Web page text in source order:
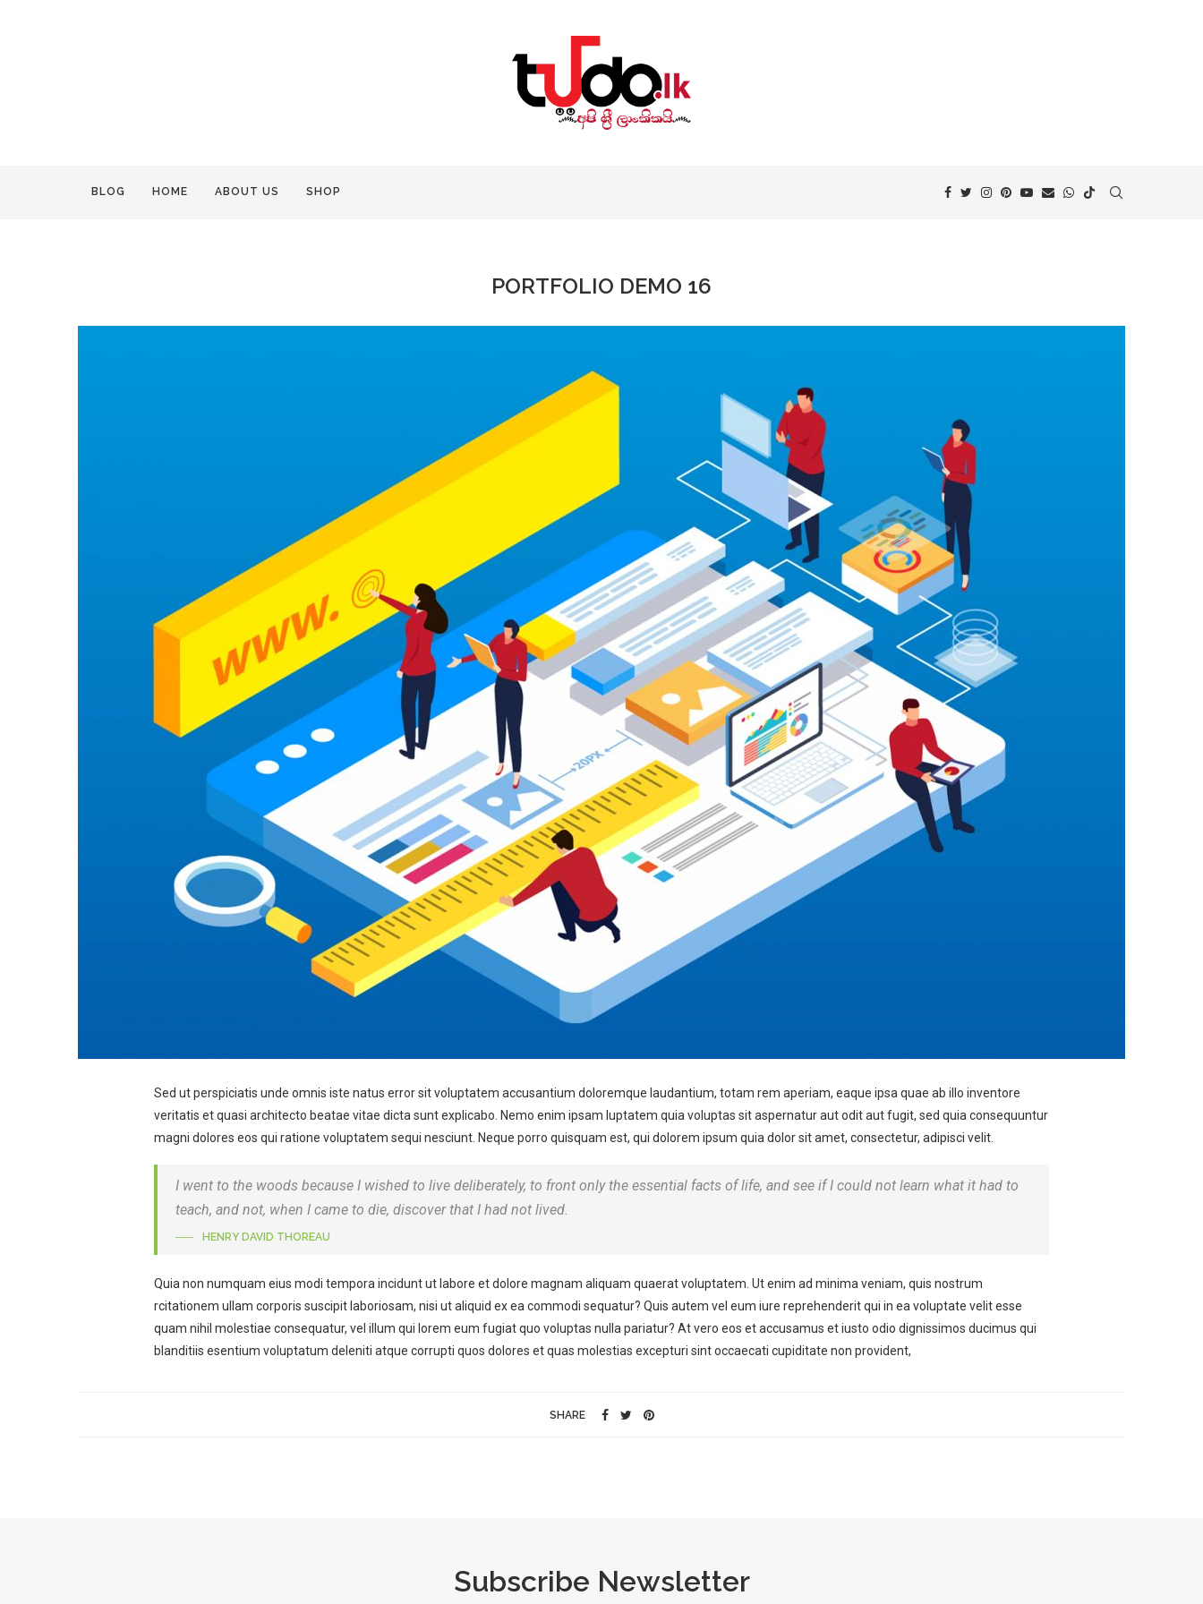
BLOG HOME ABOUT US SHOP
PORTFOLIO DEMO 16
Sed ut perspiciatis unde omnis iste natus error sit voluptatem accusantium doloremque laudantium, totam rem aperiam, eaque ipsa quae ab illo inventore
veritatis et quasi architecto beatae vitae dicta sunt explicabo. Nemo enim ipsam luptatem quia voluptas sit aspernatur aut odit aut fugit, sed quia consequuntur
magni dolores eos qui ratione voluptatem sequi nesciunt. Neque porro quisquam est, qui dolorem ipsum quia dolor sit amet, consectetur, adipisci velit.
I went to the woods because I wished to live deliberately, to front only the essential facts of life, and see if I could not learn what it had to
teach, and not, when I came to die, discover that I had not lived.
HENRY DAVID THOREAU
Quia non numquam eius modi tempora incidunt ut labore et dolore magnam aliquam quaerat voluptatem. Ut enim ad minima veniam, quis nostrum
rcitationem ullam corporis suscipit laboriosam, nisi ut aliquid ex ea commodi sequatur? Quis autem vel eum iure reprehenderit qui in ea voluptate velit esse
quam nihil molestiae consequatur, vel illum qui lorem eum fugiat quo voluptas nulla pariatur? At vero eos et accusamus et iusto odio dignissimos ducimus qui
blanditiis esentium voluptatum deleniti atque corrupti quos dolores et quas molestias excepturi sint occaecati cupiditate non provident,
SHARE
Subscribe Newsletter